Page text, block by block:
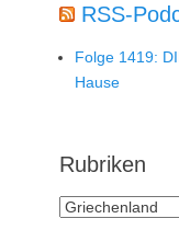
RSS-
Folge 1419:
Hause
Rubriken
Rubriken